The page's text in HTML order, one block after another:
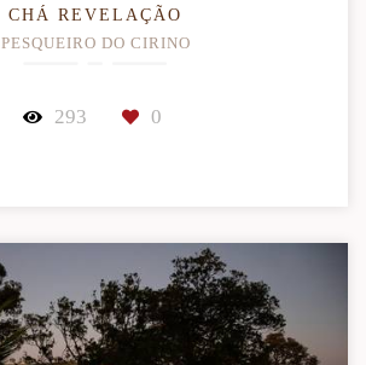
CHÁ REVELAÇÃO
PESQUEIRO DO CIRINO
293 0